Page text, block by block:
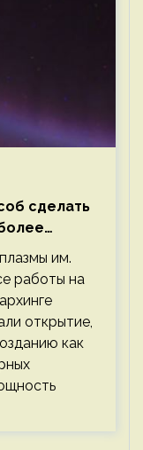
сделать
им.
работы на
открытие,
как